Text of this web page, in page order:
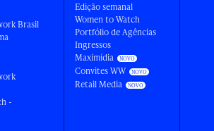
Brasil
-
Edição semanal
Women to Watch
Portfólio de Agências
Ingressos
Maximídia
Convites WW
Retail Media